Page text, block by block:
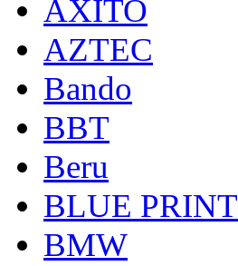
AXITO
AZTEC
Bando
BBT
Beru
BLUE PRINT
BMW